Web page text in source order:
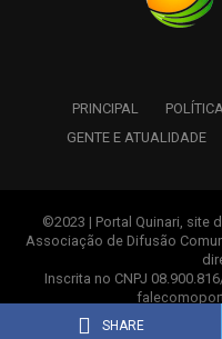
SHARE
PRINCIPAL
GENTE E ATUALIDADE
©2023 | Portal Quinari, site
Associação de Difusão
Inscrita no CNPJ